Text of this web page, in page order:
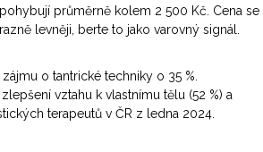
průměrně kolem 2 500 Kč. Cena se
levněji, berte to jako varovný signál.
o tantrické techniky o 35 %.
vztahu k vlastnímu tělu (52 %) a
terapeutů v ČR z ledna 2024.